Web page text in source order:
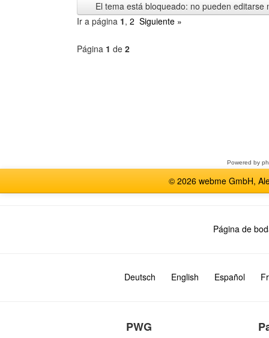
El tema está bloqueado: no pueden editarse
Ir a página 1, 2 Siguiente »
Página 1 de 2
Powered by
© 2026 webme GmbH,
Página de
Deutsch English Español
PWG